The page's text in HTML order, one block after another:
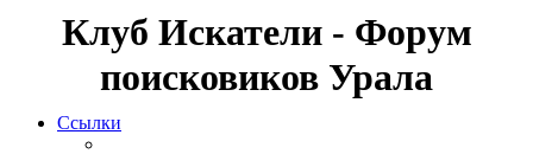
Клуб Искатели - Форум
поисковиков Урала
Ссылки